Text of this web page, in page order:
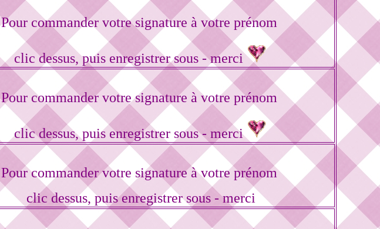
Pour commander votre signature à votre prénom
clic dessus, puis enregistrer sous - merci
Pour commander votre signature à votre prénom
clic dessus, puis enregistrer sous - merci
Pour commander votre signature à votre prénom
clic dessus, puis enregistrer sous - merci